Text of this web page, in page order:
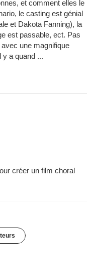
et comment elles le
le casting est génial
et Dakota Fanning), la
est passable, ect. Pas
une magnifique
y a quand ...
créer un film choral